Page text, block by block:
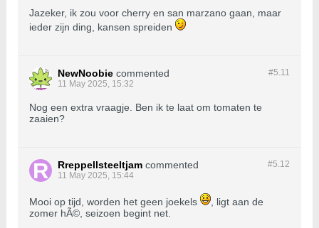
Jazeker, ik zou voor cherry en san marzano gaan, maar
ieder zijn ding, kansen spreiden
#5.11
NewNoobie commented
11 May 2025, 15:32
Nog een extra vraagje. Ben ik te laat om tomaten te
zaaien?
#5.12
Rreppellsteeltjam commented
11 May 2025, 15:44
Mooi op tijd, worden het geen joekels
, ligt aan de
zomer hÃ©, seizoen begint net.